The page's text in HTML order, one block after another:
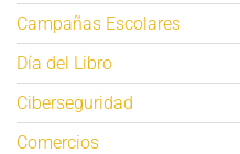
Campañas Escolares
Día del Libro
Ciberseguridad
Comercios